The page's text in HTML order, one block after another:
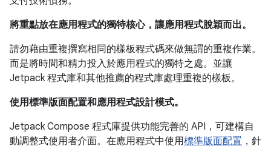
將重點放在應用程式的獨特核心，讓應用程式脫穎而出。
請勿藉由重複撰寫相同的樣板程式碼來做無謂的重複作業。
而是將時間和精力投入於應用程式的獨特之處。並讓
Jetpack 程式庫和其他推薦的程式庫處理重複的樣板。
使用標準版面配置和應用程式設計模式。
Jetpack Compose 程式庫提供功能完善的 API，可建構自
動調整式使用者介面。在應用程式中使用標準版面配置 ，針